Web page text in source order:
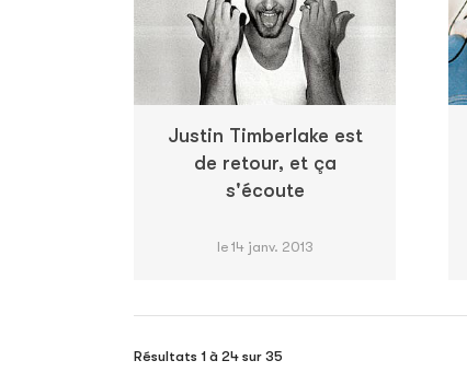
Justin Timberlake est
de retour, et ça
s'écoute
le 14 janv. 2013
Résultats 1 à 24 sur 35